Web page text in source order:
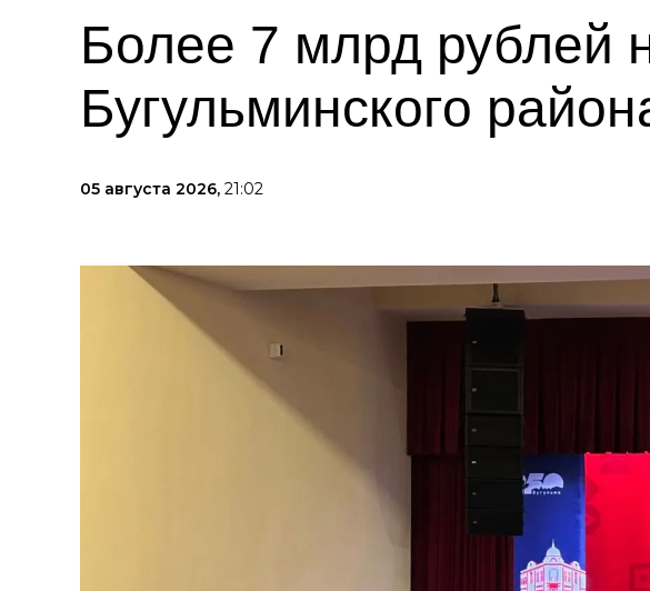
Более 7 млрд рублей
Бугульминского
05 августа 2026, 21:02